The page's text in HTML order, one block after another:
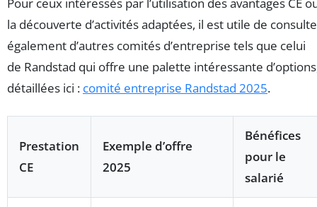
la découverte d’activités adaptées, il est utile de
également d’autres comités d’entreprise tels que celui
de Randstad qui offre une palette intéressante
détaillées ici : comité entreprise Randstad 2025.
Prestation
CE
Exemple d’offre
2025
Bénéfices
pour le
salarié